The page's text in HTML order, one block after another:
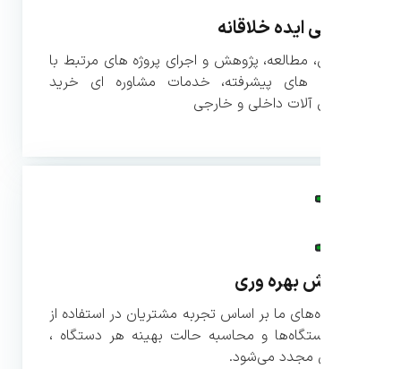
ایده خلاقانه
مطالعه، پژوهش و اجرای پروژه های مرتبط با
های پیشرفته، خدمات مشاوره ای خرید
آلات داخلی و خارجی
بهره وری
ما بر اساس تجربه مشتریان در استفاده از
و محاسبه حالت بهینه هر دستگاه ،
مجدد می‌شود.